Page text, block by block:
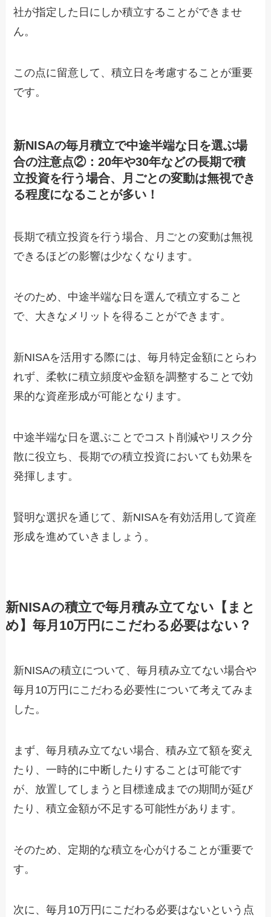
社が指定した日にしか積立することができませ
ん。
この点に留意して、積立日を考慮することが重要
です。
新NISAの毎月積立で中途半端な日を選ぶ場
合の注意点②：20年や30年などの長期で積
立投資を行う場合、月ごとの変動は無視でき
る程度になることが多い！
長期で積立投資を行う場合、月ごとの変動は無視
できるほどの影響は少なくなります。
そのため、中途半端な日を選んで積立すること
で、大きなメリットを得ることができます。
新NISAを活用する際には、毎月特定金額にとらわ
れず、柔軟に積立頻度や金額を調整することで効
果的な資産形成が可能となります。
中途半端な日を選ぶことでコスト削減やリスク分
散に役立ち、長期での積立投資においても効果を
発揮します。
賢明な選択を通じて、新NISAを有効活用して資産
形成を進めていきましょう。
新NISAの積立で毎月積み立てない【まと
め】毎月10万円にこだわる必要はない？
新NISAの積立について、毎月積み立てない場合や
毎月10万円にこだわる必要性について考えてみま
した。
まず、毎月積み立てない場合、積み立て額を変え
たり、一時的に中断したりすることは可能です
が、放置してしまうと目標達成までの期間が延び
たり、積立金額が不足する可能性があります。
そのため、定期的な積立を心がけることが重要で
す。
次に、毎月10万円にこだわる必要はないという点